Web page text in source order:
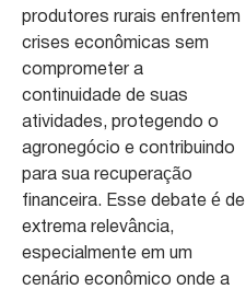
produtores rurais enfrentem
crises econômicas sem
comprometer a
continuidade de suas
atividades, protegendo o
agronegócio e contribuindo
para sua recuperação
financeira. Esse debate é de
extrema relevância,
especialmente em um
cenário econômico onde a